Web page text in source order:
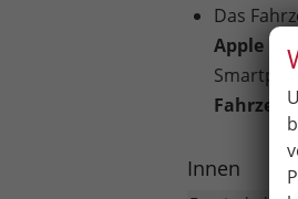
Das
Apple
Innen